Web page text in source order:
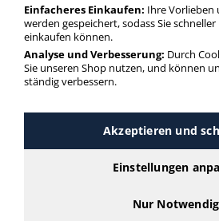
Versandtaschen C4 120 gm² mit
bester Qualität zum günstigen Preis.
Versandtaschen C4 120 gm² mit
unserer Filter-Funktion.
Versandtaschen C4 120 g/m²
mehr Infos zur Kategorie
Einfacheres Einkaufen: Ihre Vorlieben
werden gespeichert, sodass Sie
einkaufen können.
Analyse und Verbesserung: Durch
Sie unseren Shop nutzen, und können
ständig verbessern.
Akzeptieren und
Einstellungen
Nur